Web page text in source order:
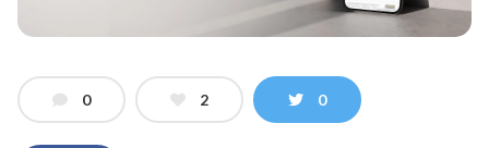
0 2 0